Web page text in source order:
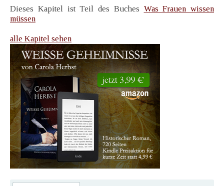
Dieses Kapitel ist Teil des Buches Was Frauen wissen
müssen
alle Kapitel sehen